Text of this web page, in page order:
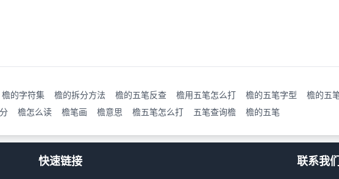
檐的字符集 檐的拆分方法 檐的五笔反查 檐用五笔怎么打 檐的五笔字型
檐的五
檐怎么读 檐笔画 檐意思 檐五笔怎么打 五笔查询檐 檐的五笔
快速链接 联系我